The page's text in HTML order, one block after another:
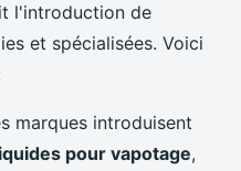
l'introduction de
et spécialisées. Voici
marques introduisent
pour vapotage,